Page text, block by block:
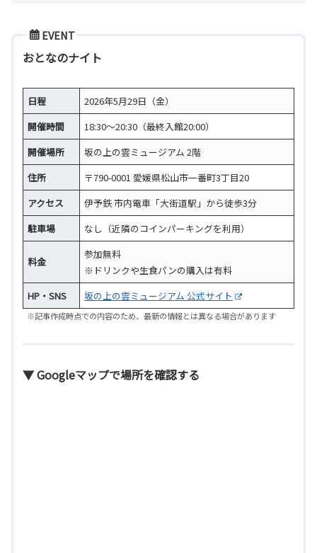
EVENT
おとなのナイト
日程
2026年5月29日（金）
開催時間
18:30～20:30（最終入館20:00）
開催場所
坂の上の雲ミュージアム 2階
住所
〒790-0001 愛媛県松山市一番町3丁目20
アクセス
伊予鉄 市内電車「大街道駅」から徒歩3分
駐車場
なし（近隣のコインパーキングを利用）
料金
参加無料
※ドリンクや生食パンの購入は有料
HP・SNS
坂の上の雲ミュージアム 公式サイト
※記事作成時点での内容のため、最新の情報とは異なる場合があります
▼ Googleマップで場所を確認する